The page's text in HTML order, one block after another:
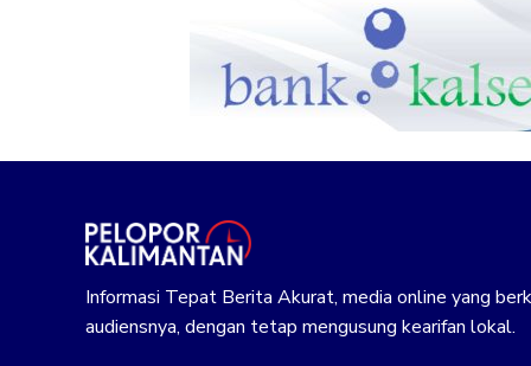
Informasi Tepat Berita Akurat, media online yang
audiensnya, dengan tetap mengusung kearifan lokal.